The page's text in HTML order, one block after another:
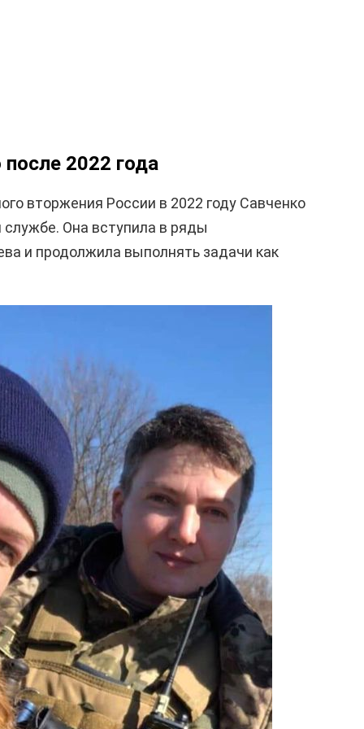
2022 года
вторжения России в 2022 году Савченко
службе. Она вступила в ряды
и продолжила выполнять задачи как